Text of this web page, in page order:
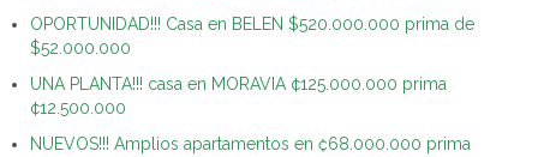
OPORTUNIDAD!!! Casa en BELEN $520.000.000 prima de
$52.000.000
UNA PLANTA!!! casa en MORAVIA ¢125.000.000 prima
¢12.500.000
NUEVOS!!! Amplios apartamentos en ₡68.000.000 prima